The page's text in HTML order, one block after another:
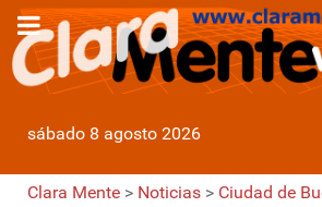
sábado 8 agosto 2026
Clara Mente > Noticias > Ciudad de